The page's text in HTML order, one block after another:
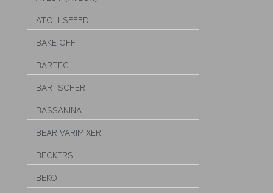
ATOLLSPEED
BAKE OFF
BARTEC
BARTSCHER
BASSANINA
BEAR VARIMIXER
BECKERS
BEKO